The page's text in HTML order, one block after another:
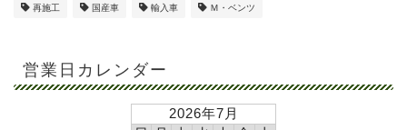
再施工 国産車 輸入車 Ｍ・ベンツ
営業日カレンダー
2026年7月